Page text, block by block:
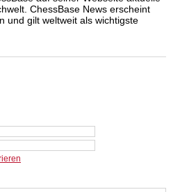
ChessBase News erscheint
und gilt weltweit als wichtigste